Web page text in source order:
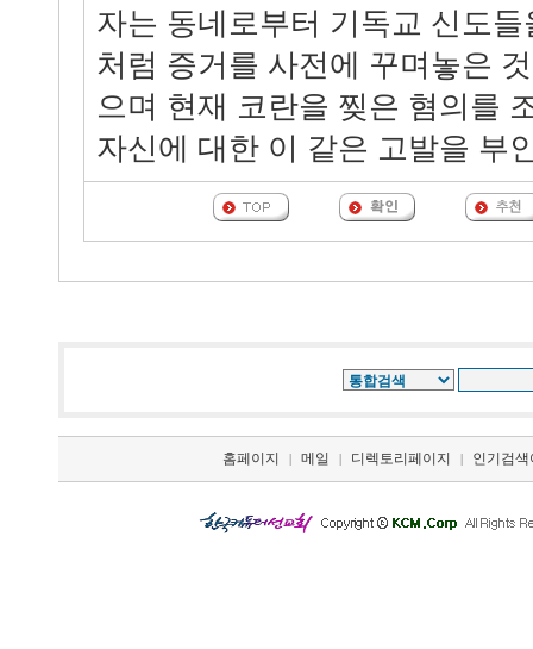
자는 동네로부터 기독교 신도
처럼 증거를 사전에 꾸며놓은
으며 현재 코란을 찢은 혐의를
자신에 대한 이 같은 고발을 부
홈페이지 | 메일 | 디렉토리페이지 | 인기검색